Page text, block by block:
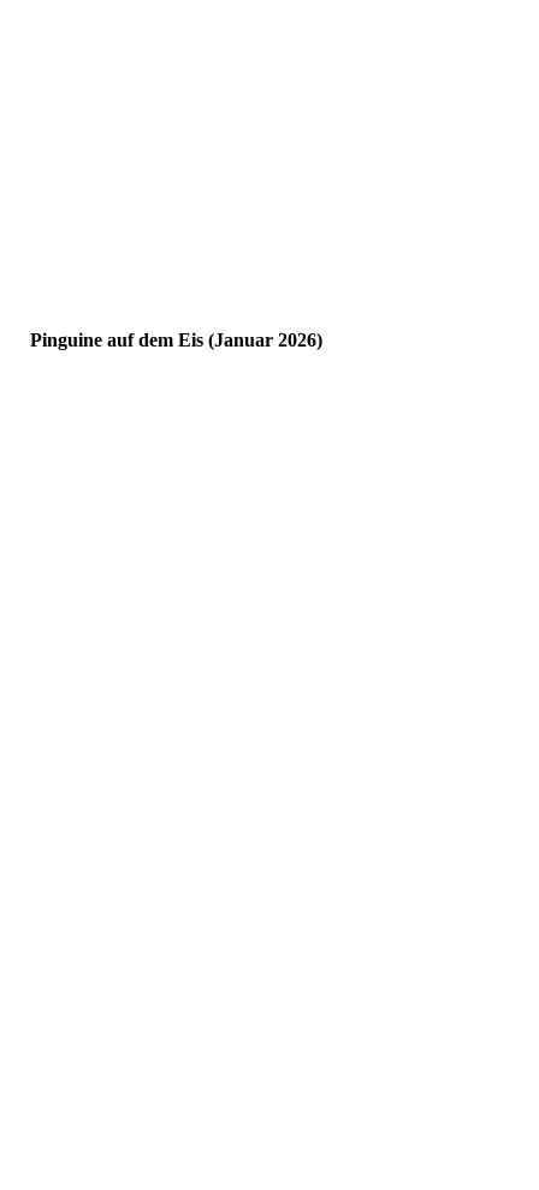
Pinguine auf dem Eis (Januar 2026)